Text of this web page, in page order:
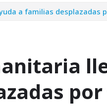
a familias desplazadas